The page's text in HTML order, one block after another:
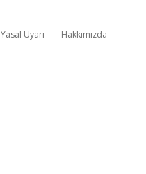
Yasal Uyarı Hakkımızda